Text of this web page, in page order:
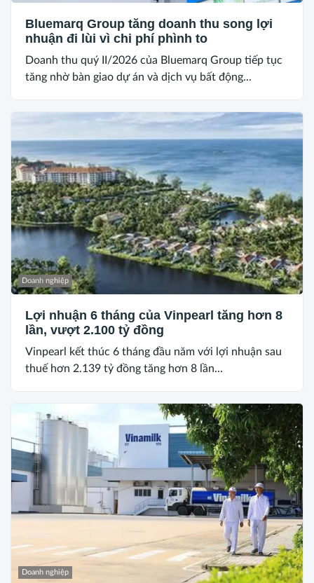
Bluemarq Group tăng doanh thu song lợi
nhuận đi lùi vì chi phí phình to
Doanh thu quý II/2026 của Bluemarq Group tiếp tục
tăng nhờ bàn giao dự án và dịch vụ bất động...
Doanh nghiệp
Lợi nhuận 6 tháng của Vinpearl tăng hơn 8
lần, vượt 2.100 tỷ đồng
Vinpearl kết thúc 6 tháng đầu năm với lợi nhuận sau
thuế hơn 2.139 tỷ đồng tăng hơn 8 lần...
Doanh nghiệp